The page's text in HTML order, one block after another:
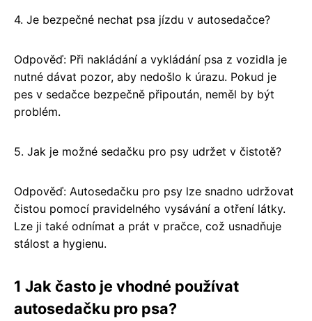
4. Je bezpečné nechat psa jízdu v autosedačce?
Odpověď: Při nakládání a vykládání psa z vozidla je
nutné dávat pozor, aby nedošlo k úrazu. Pokud je
pes v sedačce bezpečně připoután, neměl by být
problém.
5. Jak je možné sedačku pro psy udržet v čistotě?
Odpověď: Autosedačku pro psy lze snadno udržovat
čistou pomocí pravidelného vysávání a otření látky.
Lze ji také odnímat a prát v pračce, což usnadňuje
stálost a hygienu.
1 Jak často je vhodné používat
autosedačku pro psa?